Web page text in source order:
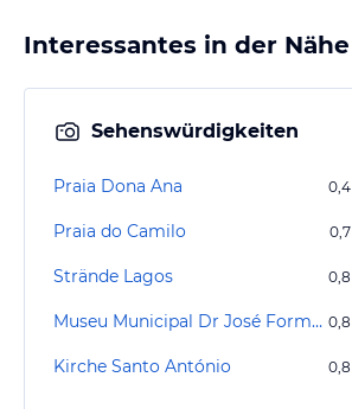
Interessantes in der Nähe
Sehenswürdigkeiten
Praia Dona Ana 0,4
Praia do Camilo 0,7
Strände Lagos 0,8
Museu Municipal Dr José Formosinho 0,8
Kirche Santo António 0,8